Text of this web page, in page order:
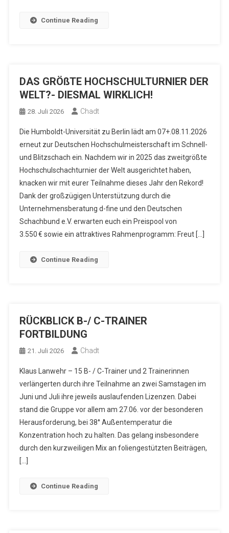
Continue Reading
DAS GRÖßTE HOCHSCHULTURNIER DER
WELT?- DIESMAL WIRKLICH!
28. Juli 2026 Chadt
Die Humboldt-Universität zu Berlin lädt am 07+.08.11.2026
erneut zur Deutschen Hochschulmeisterschaft im Schnell-
und Blitzschach ein. Nachdem wir in 2025 das zweitgrößte
Hochschulschachturnier der Welt ausgerichtet haben,
knacken wir mit eurer Teilnahme dieses Jahr den Rekord!
Dank der großzügigen Unterstützung durch die
Unternehmensberatung d-fine und den Deutschen
Schachbund e.V. erwarten euch ein Preispool von
3.550 € sowie ein attraktives Rahmenprogramm: Freut […]
Continue Reading
RÜCKBLICK B-/ C-TRAINER
FORTBILDUNG
21. Juli 2026 Chadt
Klaus Lanwehr – 15 B- / C-Trainer und 2 Trainerinnen
verlängerten durch ihre Teilnahme an zwei Samstagen im
Juni und Juli ihre jeweils auslaufenden Lizenzen. Dabei
stand die Gruppe vor allem am 27.06. vor der besonderen
Herausforderung, bei 38° Außentemperatur die
Konzentration hoch zu halten. Das gelang insbesondere
durch den kurzweiligen Mix an foliengestützten Beiträgen,
[…]
Continue Reading